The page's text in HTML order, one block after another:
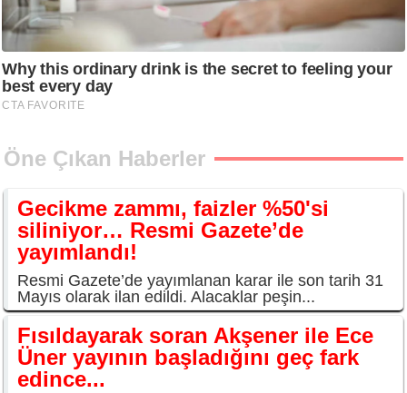
Öne Çıkan Haberler
Gecikme zammı, faizler %50'si
siliniyor… Resmi Gazete’de
yayımlandı!
Resmi Gazete’de yayımlanan karar ile son tarih 31
Mayıs olarak ilan edildi. Alacaklar peşin...
Fısıldayarak soran Akşener ile Ece
Üner yayının başladığını geç fark
edince...